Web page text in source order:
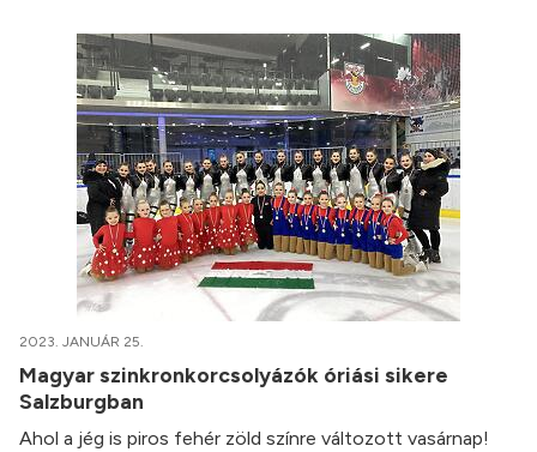
2023. JANUÁR 25.
Magyar szinkronkorcsolyázók óriási sikere
Salzburgban
Ahol a jég is piros fehér zöld színre változott vasárnap!